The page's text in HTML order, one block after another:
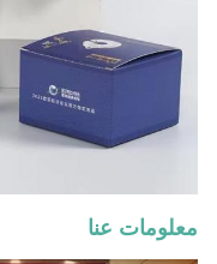
معلومات عنا